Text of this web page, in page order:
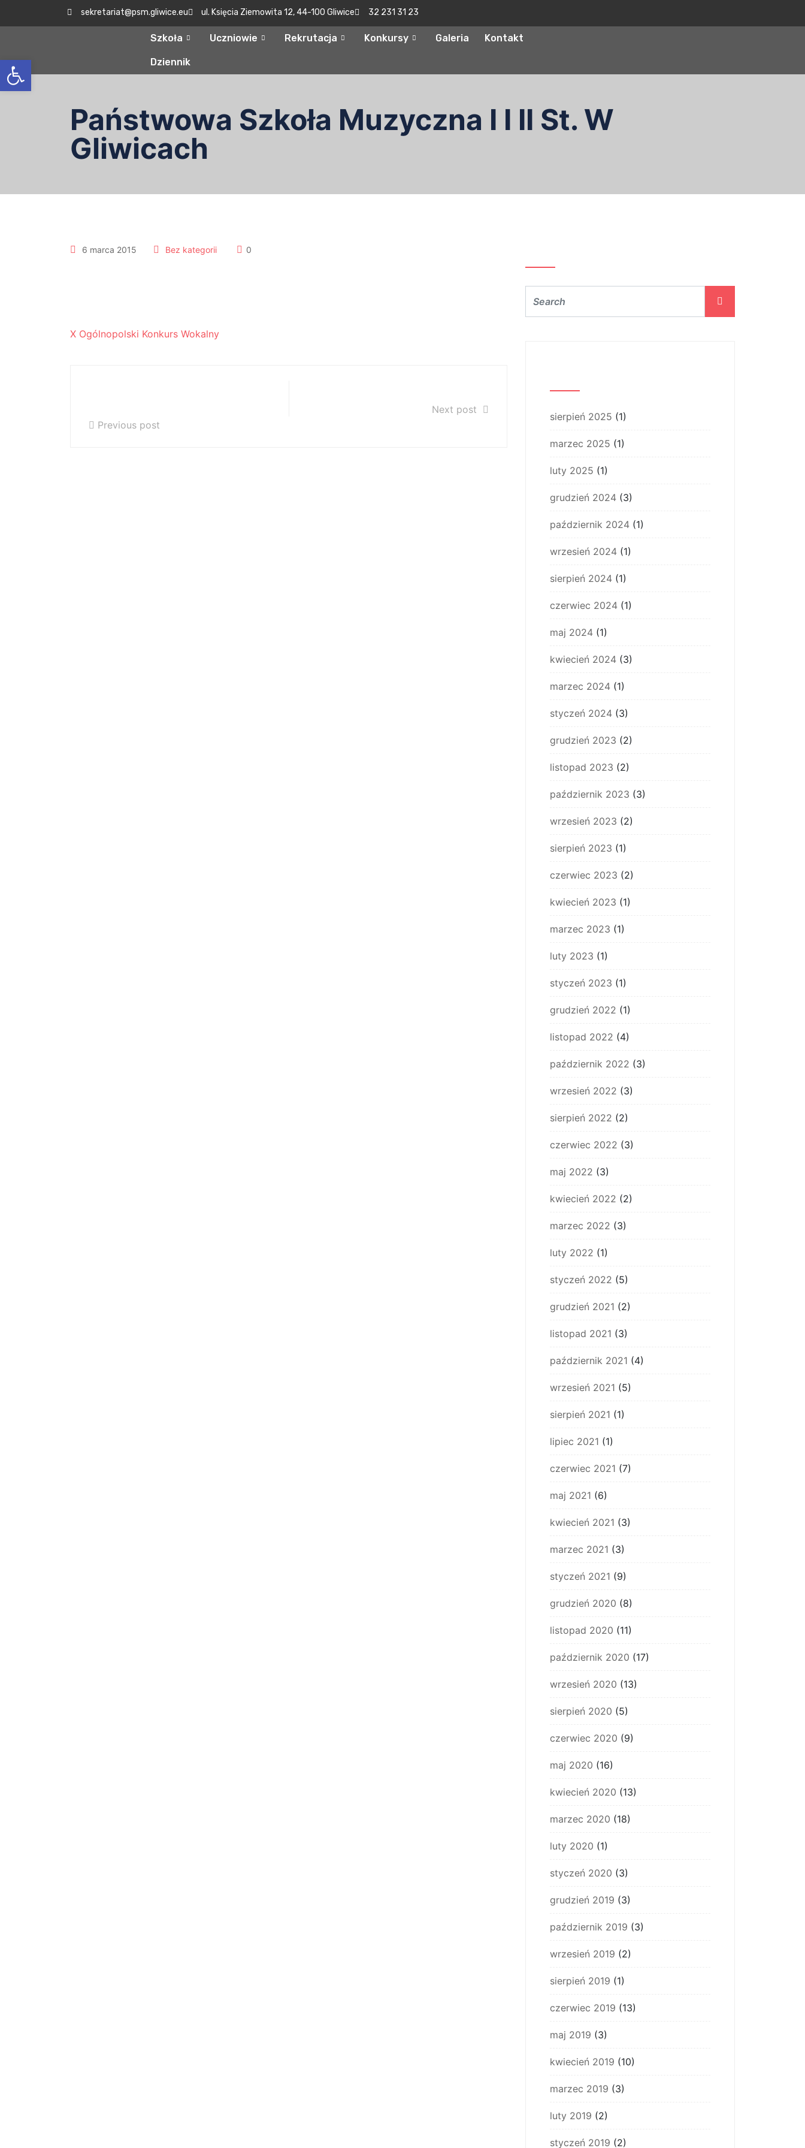
Otwórz pasek narzędzi
sekretariat@psm.gliwice.eu ul. Księcia Ziemowita 12, 44-100 Gliwice 32 231 31 23
Szkoła Uczniowie Rekrutacja Konkursy Galeria Kontakt
Dziennik
Państwowa Szkoła Muzyczna I I II St. W
Gliwicach
6 marca 2015 Bez kategorii 0
X Ogólnopolski Konkurs Wokalny
Previous post
Next post
sierpień 2025 (1)
marzec 2025 (1)
luty 2025 (1)
grudzień 2024 (3)
październik 2024 (1)
wrzesień 2024 (1)
sierpień 2024 (1)
czerwiec 2024 (1)
maj 2024 (1)
kwiecień 2024 (3)
marzec 2024 (1)
styczeń 2024 (3)
grudzień 2023 (2)
listopad 2023 (2)
październik 2023 (3)
wrzesień 2023 (2)
sierpień 2023 (1)
czerwiec 2023 (2)
kwiecień 2023 (1)
marzec 2023 (1)
luty 2023 (1)
styczeń 2023 (1)
grudzień 2022 (1)
listopad 2022 (4)
październik 2022 (3)
wrzesień 2022 (3)
sierpień 2022 (2)
czerwiec 2022 (3)
maj 2022 (3)
kwiecień 2022 (2)
marzec 2022 (3)
luty 2022 (1)
styczeń 2022 (5)
grudzień 2021 (2)
listopad 2021 (3)
październik 2021 (4)
wrzesień 2021 (5)
sierpień 2021 (1)
lipiec 2021 (1)
czerwiec 2021 (7)
maj 2021 (6)
kwiecień 2021 (3)
marzec 2021 (3)
styczeń 2021 (9)
grudzień 2020 (8)
listopad 2020 (11)
październik 2020 (17)
wrzesień 2020 (13)
sierpień 2020 (5)
czerwiec 2020 (9)
maj 2020 (16)
kwiecień 2020 (13)
marzec 2020 (18)
luty 2020 (1)
styczeń 2020 (3)
grudzień 2019 (3)
październik 2019 (3)
wrzesień 2019 (2)
sierpień 2019 (1)
czerwiec 2019 (13)
maj 2019 (3)
kwiecień 2019 (10)
marzec 2019 (3)
luty 2019 (2)
styczeń 2019 (2)